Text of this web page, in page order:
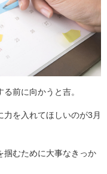
前に向かうと吉。
を入れてほしいのが3月
掴むために大事なきっか